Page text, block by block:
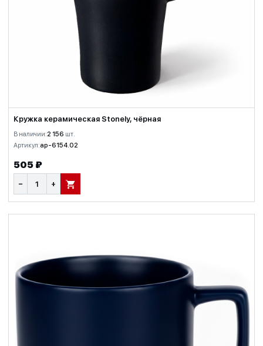
Кружка керамическая Stonely, чёрная
В наличии:2 156 шт.
Артикул:ap-6154.02
505 ₽
− + В КОРЗИНУ